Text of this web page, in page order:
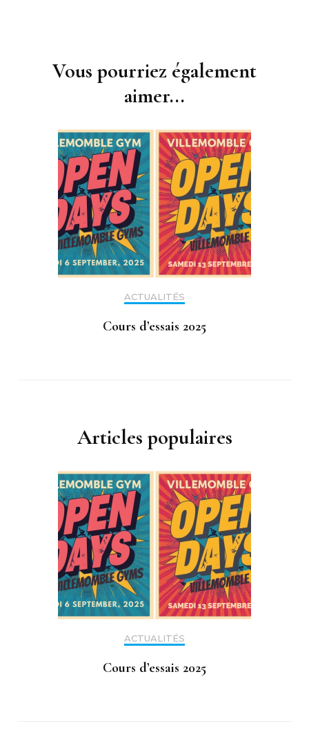
Vous pourriez également
aimer...
ACTUALITÉS
Cours d’essais 2025
Articles populaires
ACTUALITÉS
Cours d’essais 2025